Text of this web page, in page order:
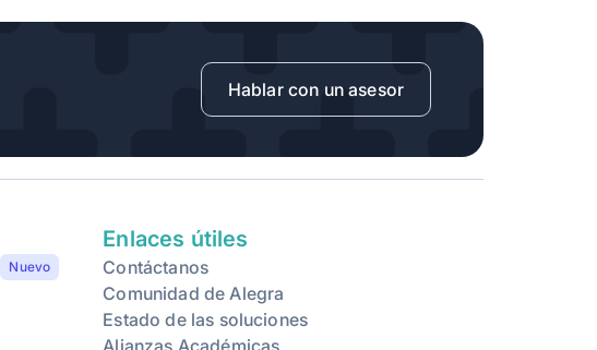
Hablar con un asesor
Nuevo
Enlaces útiles
Contáctanos
Comunidad de Alegra
Estado de las soluciones
Alianzas Académicas